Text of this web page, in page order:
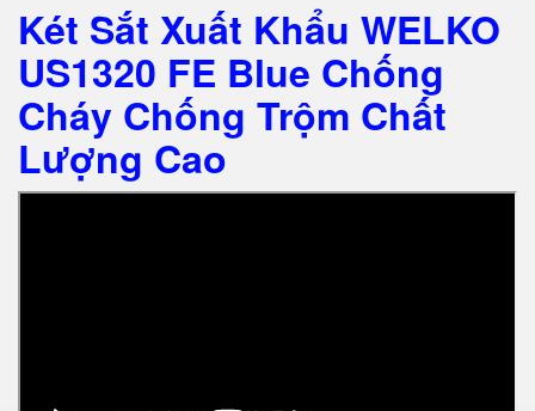
Két Sắt Xuất Khẩu WELKO
US1320 FE Blue Chống
Cháy Chống Trộm Chất
Lượng Cao